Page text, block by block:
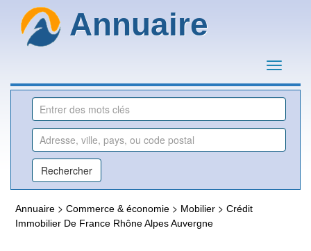
Annuaire
Annuaire > Commerce & économie > Mobilier > Crédit
Immobilier De France Rhône Alpes Auvergne